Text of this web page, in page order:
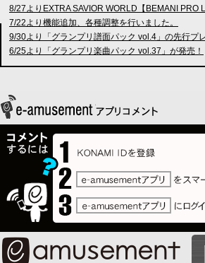
8/27よりEXTRA SAVIOR WORLD【BEMANI
7/22より機能追加、各種調整を行いました。
9/30より「グランプリ譜面パック vol.4」の先行プ
6/25より「グランプリ楽曲パック vol.37」が発売！